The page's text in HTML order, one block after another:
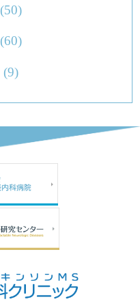
(50)
(60)
(9)